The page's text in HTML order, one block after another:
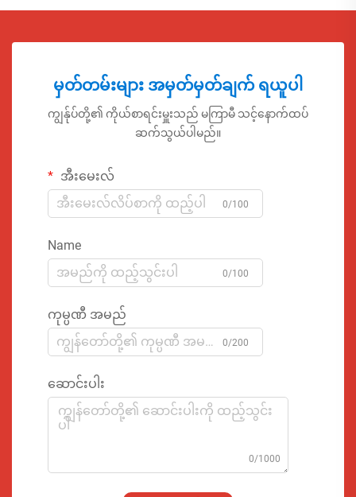
မှတ်တမ်းများ အမှတ်မှတ်ချက် ရယူပါ
ကျွန်ုပ်တို့၏ ကိုယ်စာရင်းမှူးသည် မကြာမီ သင့်နောက်ထပ်
ဆက်သွယ်ပါမည်။
အီးမေးလ်
0/100
Name
0/100
ကုမ္ပဏီ အမည်
0/200
ဆောင်းပါး
0/1000